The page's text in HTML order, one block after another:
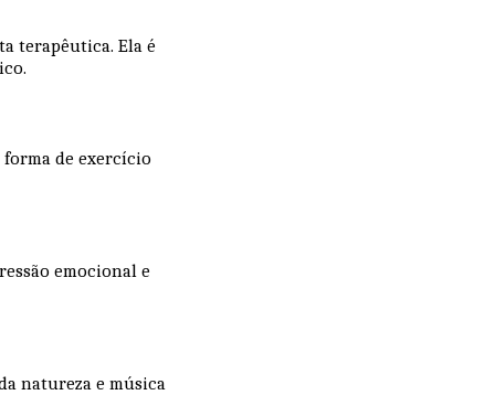
terapêutica. Ela é
forma de exercício
emocional e
natureza e música